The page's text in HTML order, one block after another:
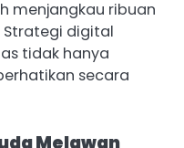
menjangkau ribuan
digital
tidak hanya
secara
Melawan